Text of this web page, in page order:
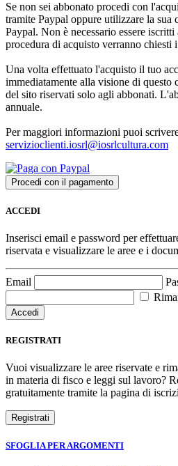
Se non sei abbonato procedi con
tramite Paypal oppure utilizzare la sua
Paypal. Non è necessario essere
procedura di acquisto verranno chiesti
Una volta effettuato l'acquisto il tuo
immediatamente alla visione di
del sito riservati solo agli abbonati.
annuale.
Per maggiori informazioni puoi
servizioclienti.iosrl@iosrlcultura.com
ACCEDI
Inserisci email e password per
riservata e visualizzare le aree e i
Email
REGISTRATI
Vuoi visualizzare le aree riservate e
in materia di fisco e leggi sul lavoro?
gratuitamente tramite la pagina di
SFOGLIA PER ARGOMENTI